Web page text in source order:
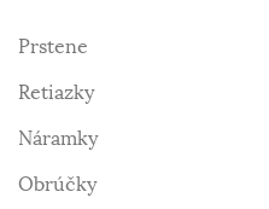
Prstene
Retiazky
Náramky
Obrúčky